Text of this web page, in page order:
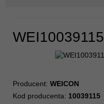
WEI10039115
Producent: WEICON
Kod producenta: 10039115